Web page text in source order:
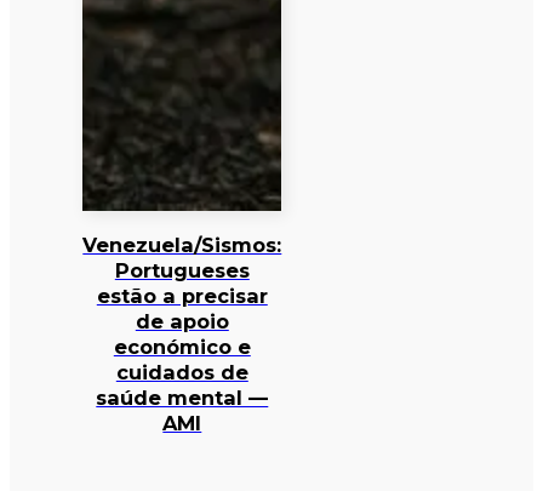
Venezuela/Sismos:
Portugueses
estão a precisar
de apoio
económico e
cuidados de
saúde mental —
AMI